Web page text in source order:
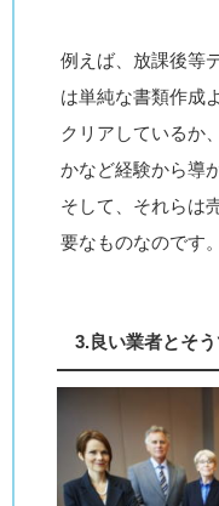
例えば、放課後等
は単純な書類作成
クリアしているか
かなど経験から導
そして、それらは
要なものなのです。
3.良い業者とそ